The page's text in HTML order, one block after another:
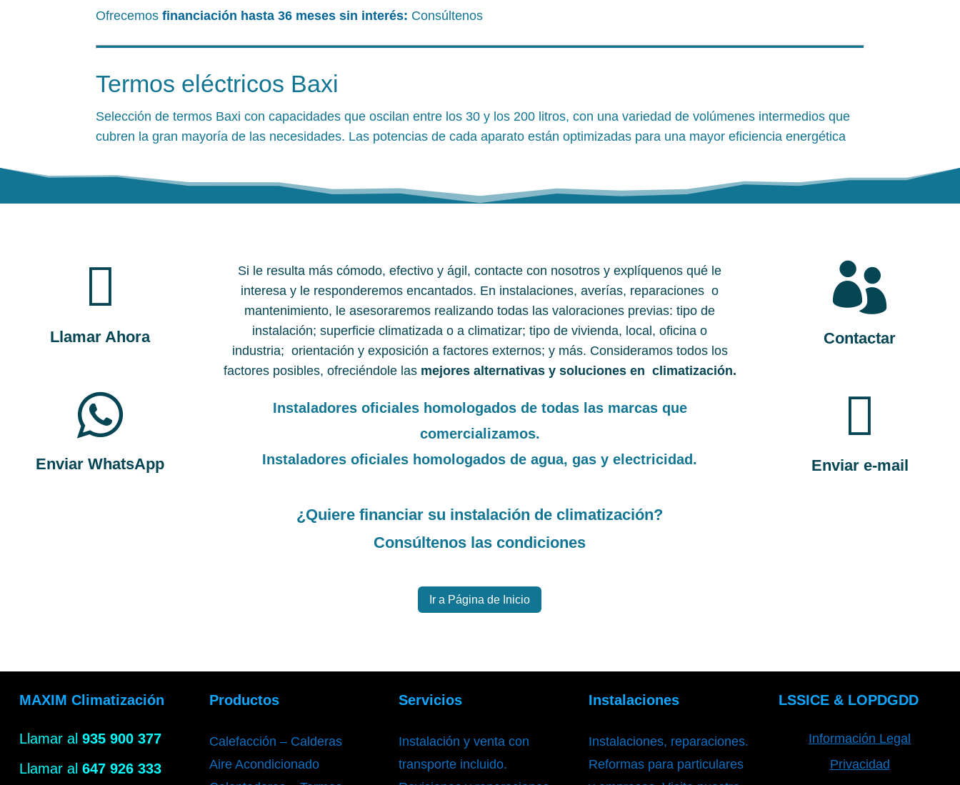
Ofrecemosfinanciación hasta 36 meses sin interés: Consúltenos
Termos eléctricos Baxi
Selección de termos Baxi con capacidades que oscilan entre los 30 y los 200 litros, con una variedad de volúmenes intermedios que
cubren la gran mayoría de las necesidades. Las potencias de cada aparato están optimizadas para una mayor eficiencia energética

Llamar Ahora

Enviar WhatsApp
Si le resulta más cómodo, efectivo y ágil, contacte con nosotros y explíquenos qué le
interesa y le responderemos encantados. En instalaciones, averías, reparaciones o
mantenimiento, le asesoraremos realizando todas las valoraciones previas: tipo de
instalación; superficie climatizada o a climatizar; tipo de vivienda, local, oficina o
industria; orientación y exposición a factores externos; y más. Consideramos todos los
factores posibles, ofreciéndole las mejores alternativas y soluciones en climatización.
Instaladores oficiales homologados de todas las marcas que
comercializamos.
Instaladores oficiales homologados de agua, gas y electricidad.
¿Quiere financiar su instalación de climatización?
Consúltenos las condiciones
Ir a Página de Inicio

Contactar

Enviar e-mail
MAXIM Climatización
Llamar al 935 900 377
Llamar al 647 926 333
Productos
Calefacción – Calderas
Aire Acondicionado
Servicios
Instalación y venta con
transporte incluido.
Instalaciones
Instalaciones, reparaciones.
Reformas para particulares
LSSICE & LOPDGDD
Información Legal
Privacidad